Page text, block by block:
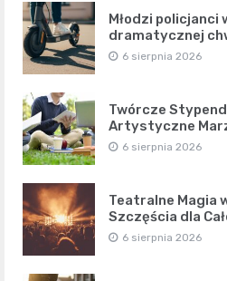
Młodzi policjanci
dramatycznej
6 sierpnia 2026
Twórcze
Artystyczne
6 sierpnia 2026
Teatralne Magia
Szczęścia dla
6 sierpnia 2026